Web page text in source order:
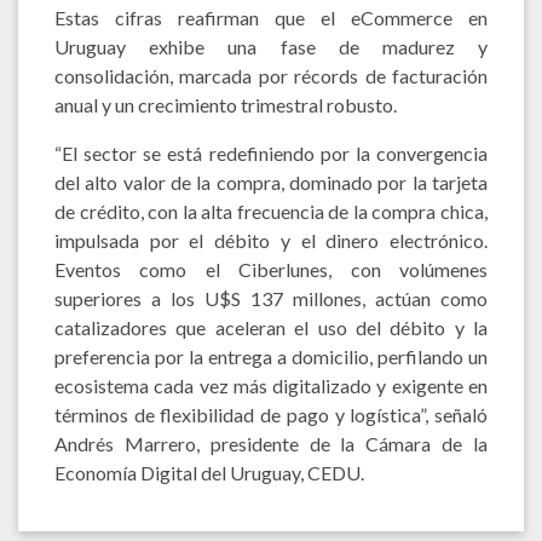
Estas cifras reafirman que el eCommerce en
Uruguay exhibe una fase de madurez y
consolidación, marcada por récords de facturación
anual y un crecimiento trimestral robusto.
“El sector se está redefiniendo por la convergencia
del alto valor de la compra, dominado por la tarjeta
de crédito, con la alta frecuencia de la compra chica,
impulsada por el débito y el dinero electrónico.
Eventos como el Ciberlunes, con volúmenes
superiores a los U$S 137 millones, actúan como
catalizadores que aceleran el uso del débito y la
preferencia por la entrega a domicilio, perfilando un
ecosistema cada vez más digitalizado y exigente en
términos de flexibilidad de pago y logística”, señaló
Andrés Marrero, presidente de la Cámara de la
Economía Digital del Uruguay, CEDU.